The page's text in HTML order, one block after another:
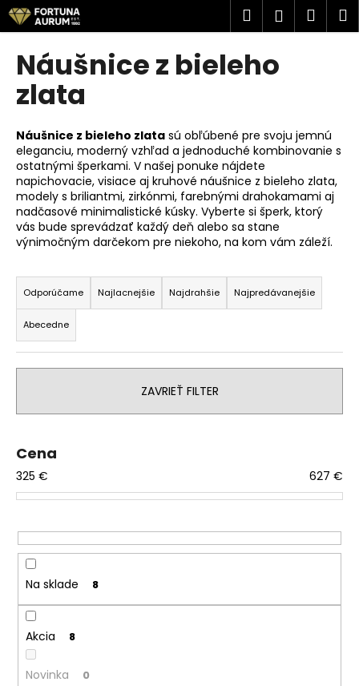
Prejsť
na
obsah
Hľadať
Náušnice z bieleho
zlata
Náušnice z bieleho zlata sú obľúbené pre svoju jemnú
eleganciu, moderný vzhľad a jednoduché kombinovanie s
ostatnými šperkami. V našej ponuke nájdete
napichovacie, visiace aj kruhové náušnice z bieleho zlata,
modely s briliantmi, zirkónmi, farebnými drahokamami aj
nadčasové minimalistické kúsky. Vyberte si šperk, ktorý
vás bude sprevádzať každý deň alebo sa stane
výnimočným darčekom pre niekoho, na kom vám záleží.
R
a
d
e
n
p
o
d
u
t
o
v
Odporúčame Najlacnejšie Najdrahšie Najpredávanejšie
Abecedne
ZAVRIEŤ FILTER
Cena
325 € 627 €
Na sklade 8
Akcia 8
Novinka 0
K
o
Č
o
p
o
t
r
e
b
u
j
e
t
e
n
s
ť
?
HĽADAŤ
O
d
p
o